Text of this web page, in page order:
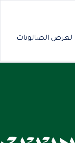
لعرض الصالونات